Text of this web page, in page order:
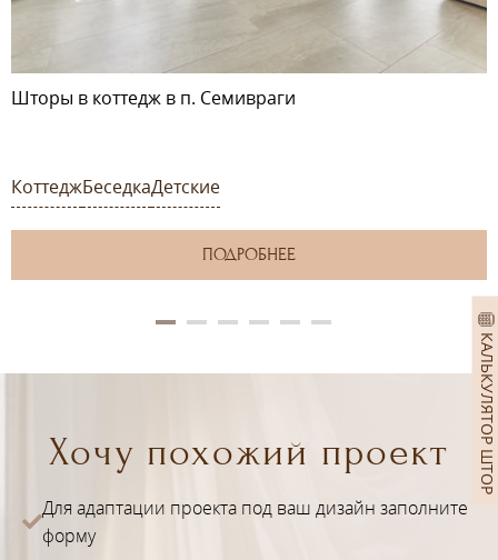
КАЛЬКУЛЯТОР ШТОР
Шторы в коттедж в п. Семивраги
КоттеджБеседкаДетские
ПОДРОБНЕЕ
Хочу похожий проект
Для адаптации проекта под ваш дизайн заполните
форму